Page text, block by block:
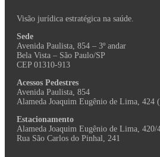
Visão jurídica estratégica na saúde.
Sede
Avenida Paulista, 854 – 3º andar
Bela Vista – São Paulo/SP
CEP 01310-913
Acessos Pedestres
Avenida Paulista, 854
Alameda Joaquim Eugênio de Lima, 424
Estacionamento
Alameda Joaquim Eugênio de Lima, 420/
Rua São Carlos do Pinhal, 241